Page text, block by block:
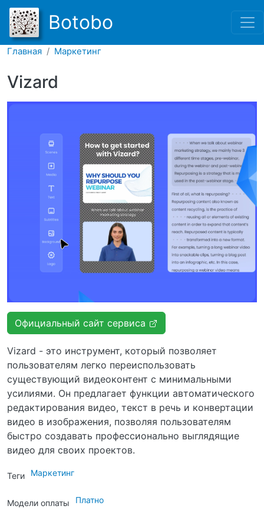
Перейти к основному
Botobo
Главная Маркетинг
Vizard
Официальный сайт сервиса
Vizard - это инструмент, который позволяет
пользователям легко переиспользовать
существующий видеоконтент с минимальными
усилиями. Он предлагает функции автоматического
редактирования видео, текст в речь и конвертации
видео в изображения, позволяя пользователям
быстро создавать профессионально выглядящие
видео для своих проектов.
Теги Маркетинг
Модели оплаты Платно